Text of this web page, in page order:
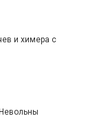
и химера с